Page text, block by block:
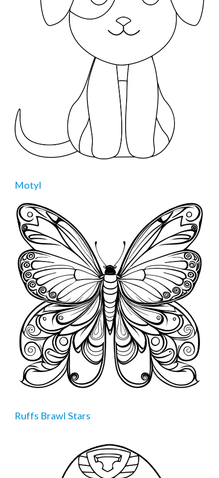
Motyl
Ruffs Brawl Stars